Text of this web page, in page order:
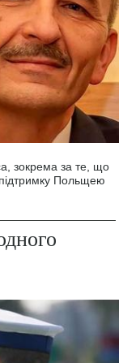
зокрема за те, що
підтримку Польщею